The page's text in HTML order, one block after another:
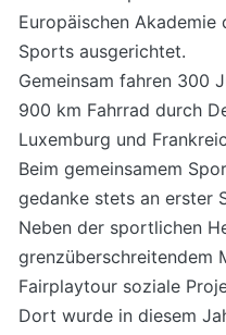
Europäischen
Sports ausgerichtet.
Gemeinsam fahren 300
900 km Fahrrad durch
Luxemburg und
Beim gemeinsamem
gedanke stets an erster
Neben der sportlichen
grenzüberschreitendem
Fairplaytour soziale
Dort wurde in diesem